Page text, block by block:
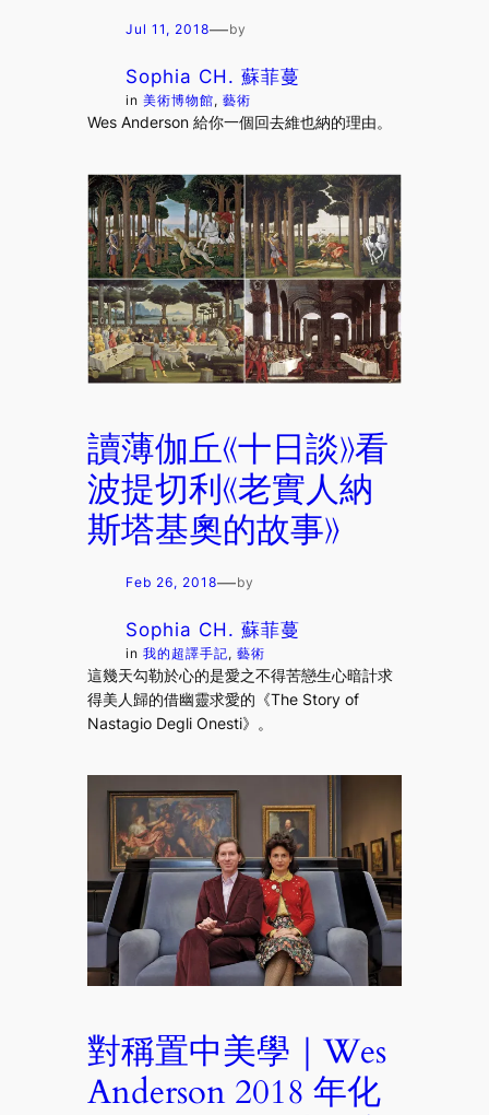
Jul 11, 2018—by
Sophia CH. 蘇菲蔓
in美術博物館, 藝術
Wes Anderson 給你一個回去維也納的理由。
讀薄伽丘《十日談》看
波提切利《老實人納
斯塔基奧的故事》
Feb 26, 2018—by
Sophia CH. 蘇菲蔓
in我的超譯手記, 藝術
這幾天勾勒於心的是愛之不得苦戀生心暗計求
得美人歸的借幽靈求愛的《The Story of
Nastagio Degli Onesti》。
對稱置中美學｜Wes
Anderson 2018 年化